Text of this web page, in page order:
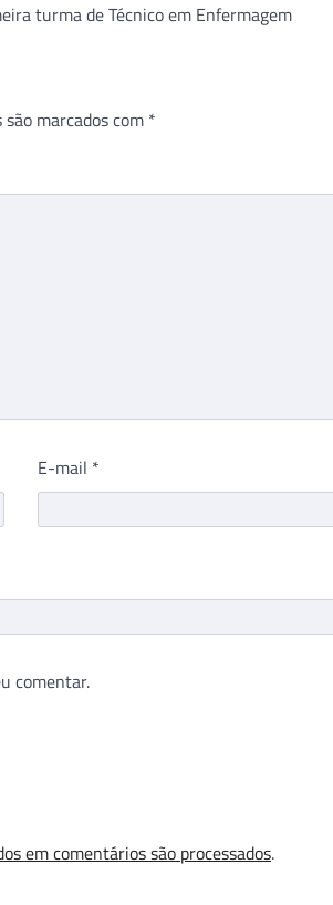
turma de Técnico em Enfermagem
marcados com *
E-mail *
comentar.
em comentários são processados.